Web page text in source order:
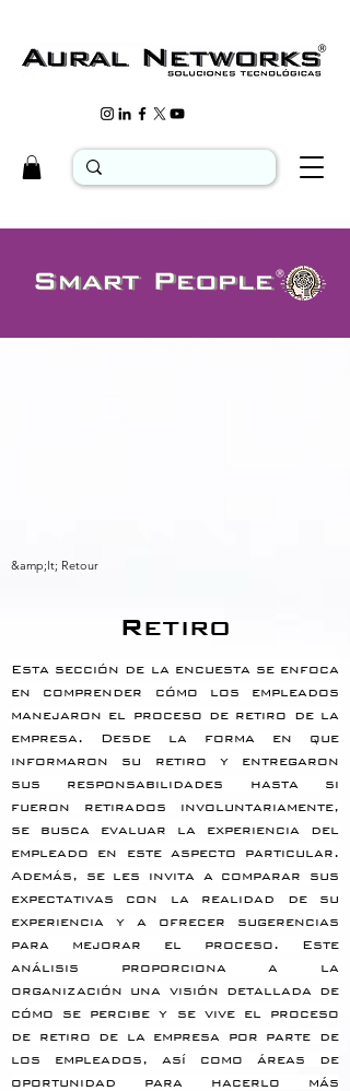
&amp;lt; Retour
Retiro
Esta sección de la encuesta se enfoca
en comprender cómo los empleados
manejaron el proceso de retiro de la
empresa. Desde la forma en que
informaron su retiro y entregaron
sus responsabilidades hasta si
fueron retirados involuntariamente,
se busca evaluar la experiencia del
empleado en este aspecto particular.
Además, se les invita a comparar sus
expectativas con la realidad de su
experiencia y a ofrecer sugerencias
para mejorar el proceso. Este
análisis proporciona a la
organización una visión detallada de
cómo se percibe y se vive el proceso
de retiro de la empresa por parte de
los empleados, así como áreas de
oportunidad para hacerlo más